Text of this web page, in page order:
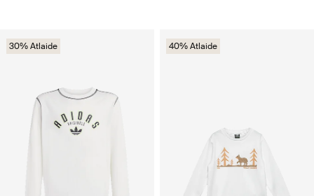
30% Atlaide 40% Atlaide